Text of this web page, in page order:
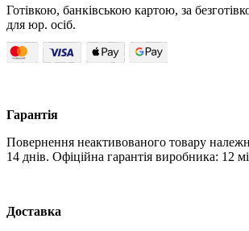
Готівкою, банківською картою, за
для юр. осіб.
Гарантія
Повернення неактивованого товару
14 днів. Офіційна гарантія виробника: 12
Доставка